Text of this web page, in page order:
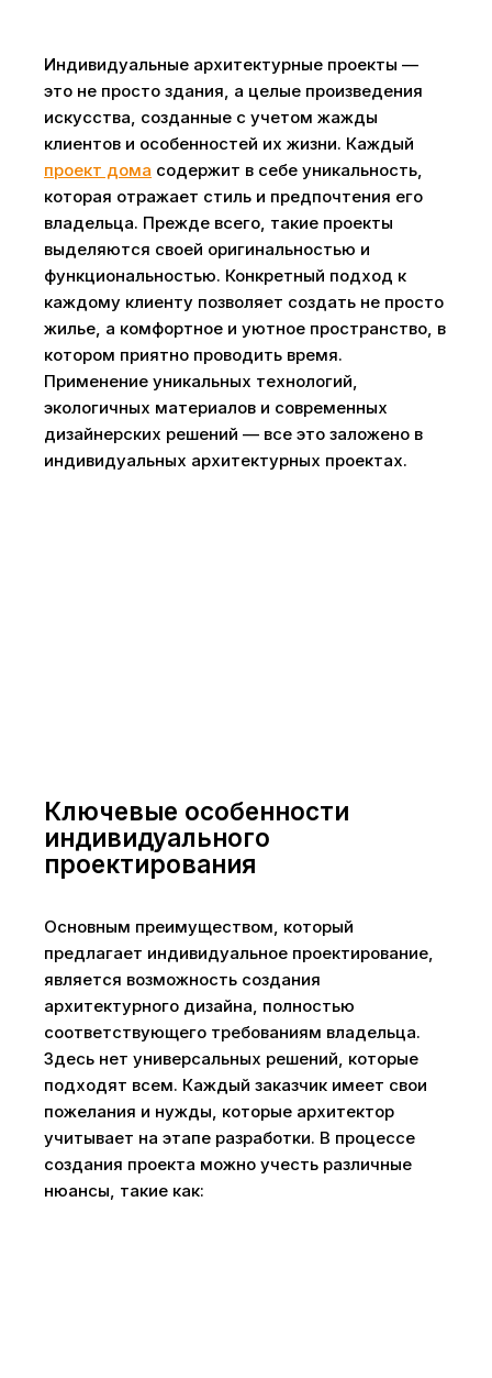
Индивидуальные архитектурные проекты —
это не просто здания, а целые произведения
искусства, созданные с учетом жажды
клиентов и особенностей их жизни. Каждый
проект дома содержит в себе уникальность,
которая отражает стиль и предпочтения его
владельца. Прежде всего, такие проекты
выделяются своей оригинальностью и
функциональностью. Конкретный подход к
каждому клиенту позволяет создать не просто
жилье, а комфортное и уютное пространство, в
котором приятно проводить время.
Применение уникальных технологий,
экологичных материалов и современных
дизайнерских решений — все это заложено в
индивидуальных архитектурных проектах.
Ключевые особенности
индивидуального
проектирования
Основным преимуществом, который
предлагает индивидуальное проектирование,
является возможность создания
архитектурного дизайна, полностью
соответствующего требованиям владельца.
Здесь нет универсальных решений, которые
подходят всем. Каждый заказчик имеет свои
пожелания и нужды, которые архитектор
учитывает на этапе разработки. В процессе
создания проекта можно учесть различные
нюансы, такие как: